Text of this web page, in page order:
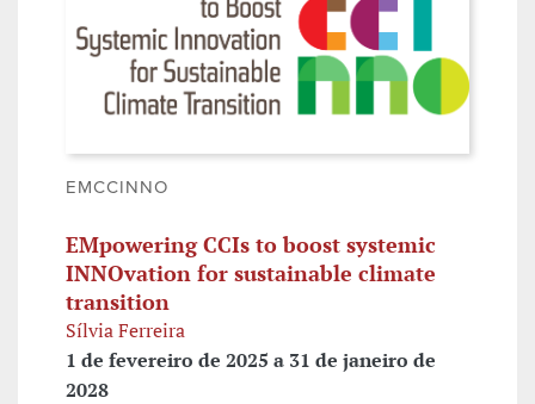
EMCCINNO
EMpowering CCIs to boost systemic
INNOvation for sustainable climate
transition
Sílvia Ferreira
1 de fevereiro de 2025 a 31 de janeiro de
2028